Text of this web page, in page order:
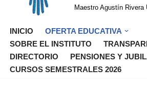
Maestro Agustín Rivera
INICIO
OFERTA EDUCATIVA
SOBRE EL INSTITUTO
DIRECTORIO
PENSIONES Y
CURSOS SEMESTRALES 2026